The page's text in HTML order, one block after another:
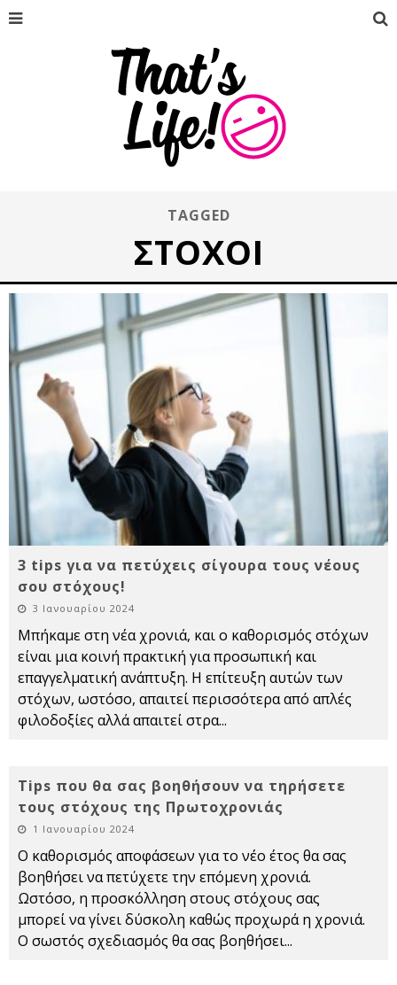
TAGGED
ΣΤΌΧΟΙ
3 tips για να πετύχεις σίγουρα τους νέους
σου στόχους!
3 Ιανουαρίου 2024
Μπήκαμε στη νέα χρονιά, και ο καθορισμός στόχων
είναι μια κοινή πρακτική για προσωπική και
επαγγελματική ανάπτυξη. Η επίτευξη αυτών των
στόχων, ωστόσο, απαιτεί περισσότερα από απλές
φιλοδοξίες αλλά απαιτεί στρα...
Tips που θα σας βοηθήσουν να τηρήσετε
τους στόχους της Πρωτοχρονιάς
1 Ιανουαρίου 2024
Ο καθορισμός αποφάσεων για το νέο έτος θα σας
βοηθήσει να πετύχετε την επόμενη χρονιά.
Ωστόσο, η προσκόλληση στους στόχους σας
μπορεί να γίνει δύσκολη καθώς προχωρά η χρονιά.
Ο σωστός σχεδιασμός θα σας βοηθήσει...